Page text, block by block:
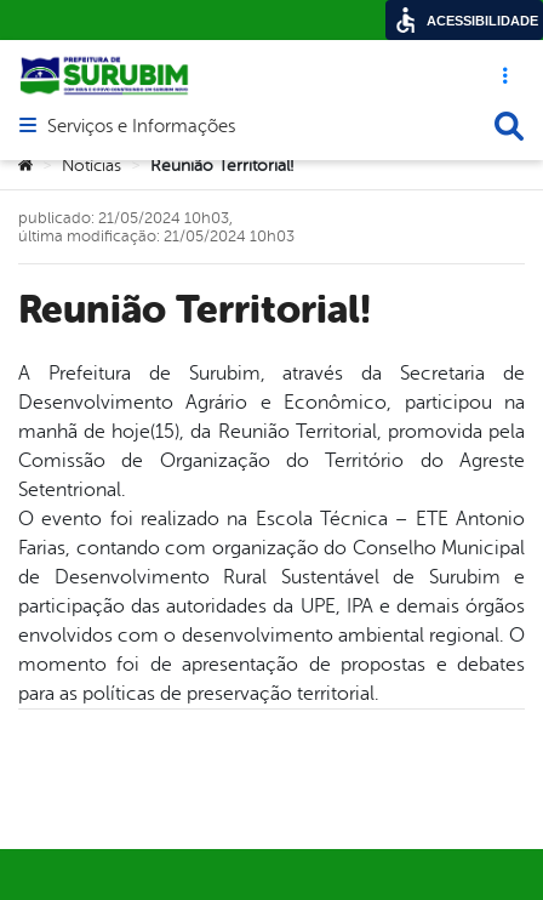
Acesso
Abrir menu principal de navegação
Serviços e Informações
Você está aqui:
> Notícias > Reunião Territorial!
Reunião Territorial!
publicado: 21/05/2024 10h03,
última modificação: 21/05/2024 10h03
A Prefeitura de Surubim, através da Secretaria de
Desenvolvimento Agrário e Econômico, participou na
manhã de hoje(15), da Reunião Territorial, promovida pela
Comissão de Organização do Território do Agreste
Setentrional.
O evento foi realizado na Escola Técnica – ETE Antonio
Farias, contando com organização do Conselho Municipal
de Desenvolvimento Rural Sustentável de Surubim e
participação das autoridades da UPE, IPA e demais órgãos
envolvidos com o desenvolvimento ambiental regional. O
momento foi de apresentação de propostas e debates
para as políticas de preservação territorial.
ACESSIBILIDADE